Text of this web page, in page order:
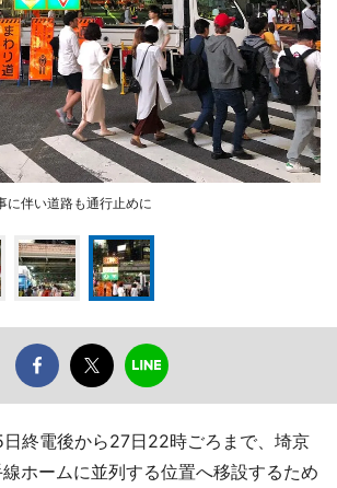
に伴い道路も通行止めに
終電後から27日22時ごろまで、埼京
ホームに並列する位置へ移設するため